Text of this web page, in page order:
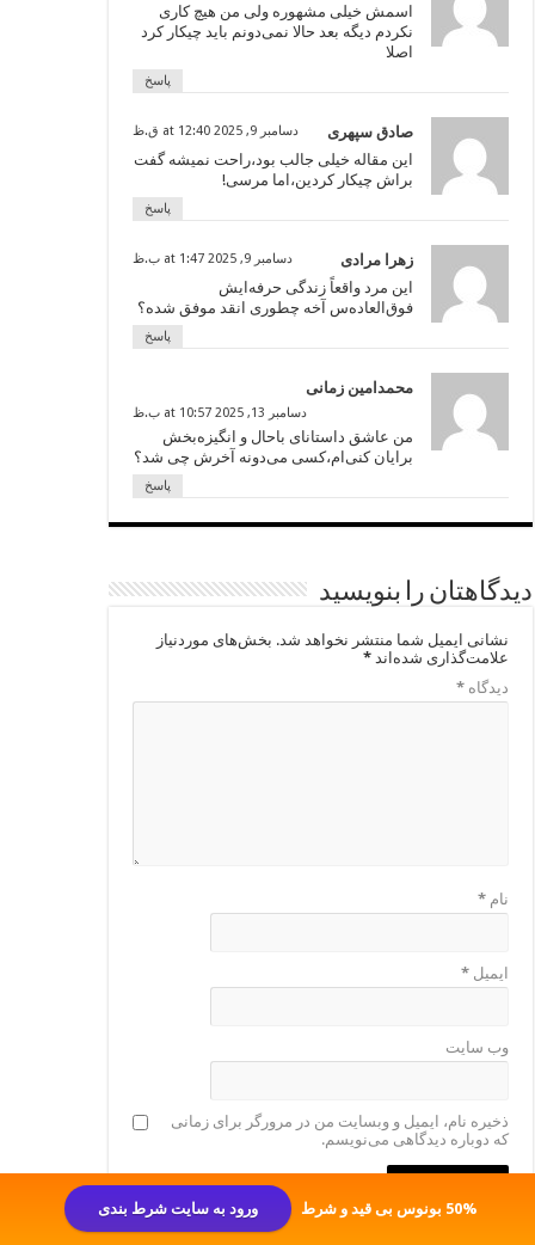
اسمش خیلی مشهوره ولی من هیچ کاری
نکردم دیگه بعد حالا نمی‌دونم باید چیکار کرد
اصلا
پاسخ
صادق سپهری دسامبر 9, 2025 at 12:40 ق.ظ
این مقاله خیلی جالب بود،راحت نمیشه گفت
براش چیکار کردین،اما مرسی!
پاسخ
زهرا مرادی دسامبر 9, 2025 at 1:47 ب.ظ
این مرد واقعاً زندگی حرفه‌ایش
فوق‌العاده‌س آخه چطوری انقد موفق شده؟
پاسخ
محمدامین زمانی
دسامبر 13, 2025 at 10:57 ب.ظ
من عاشق داستانای باحال و انگیزه‌بخش
برایان کنی‌ام،کسی می‌دونه آخرش چی شد؟
پاسخ
دیدگاهتان را بنویسید
نشانی ایمیل شما منتشر نخواهد شد. بخش‌های موردنیاز
علامت‌گذاری شده‌اند*
دیدگاه*
نام*
ایمیل*
وب‌ سایت
ذخیره نام، ایمیل و وبسایت من در مرورگر برای زمانی
که دوباره دیدگاهی می‌نویسم.
50% بونوس بی قید و شرط ورود به سایت شرط بندی